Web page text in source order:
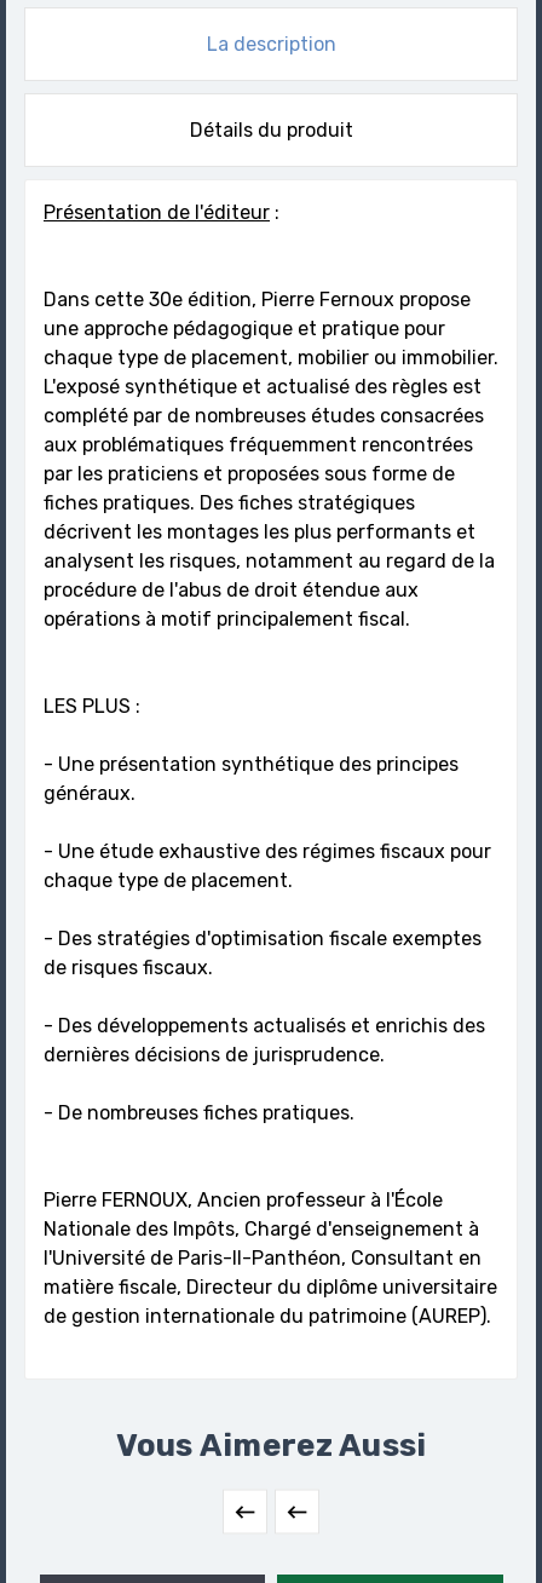
La description
Détails du produit
Présentation de l'éditeur :
Dans cette 30e édition, Pierre Fernoux propose
une approche pédagogique et pratique pour
chaque type de placement, mobilier ou immobilier.
L'exposé synthétique et actualisé des règles est
complété par de nombreuses études consacrées
aux problématiques fréquemment rencontrées
par les praticiens et proposées sous forme de
fiches pratiques. Des fiches stratégiques
décrivent les montages les plus performants et
analysent les risques, notamment au regard de la
procédure de l'abus de droit étendue aux
opérations à motif principalement fiscal.
LES PLUS :
- Une présentation synthétique des principes
généraux.
- Une étude exhaustive des régimes fiscaux pour
chaque type de placement.
- Des stratégies d'optimisation fiscale exemptes
de risques fiscaux.
- Des développements actualisés et enrichis des
dernières décisions de jurisprudence.
- De nombreuses fiches pratiques.
Pierre FERNOUX, Ancien professeur à l'École
Nationale des Impôts, Chargé d'enseignement à
l'Université de Paris-Il-Panthéon, Consultant en
matière fiscale, Directeur du diplôme universitaire
de gestion internationale du patrimoine (AUREP).
Vous Aimerez Aussi
 